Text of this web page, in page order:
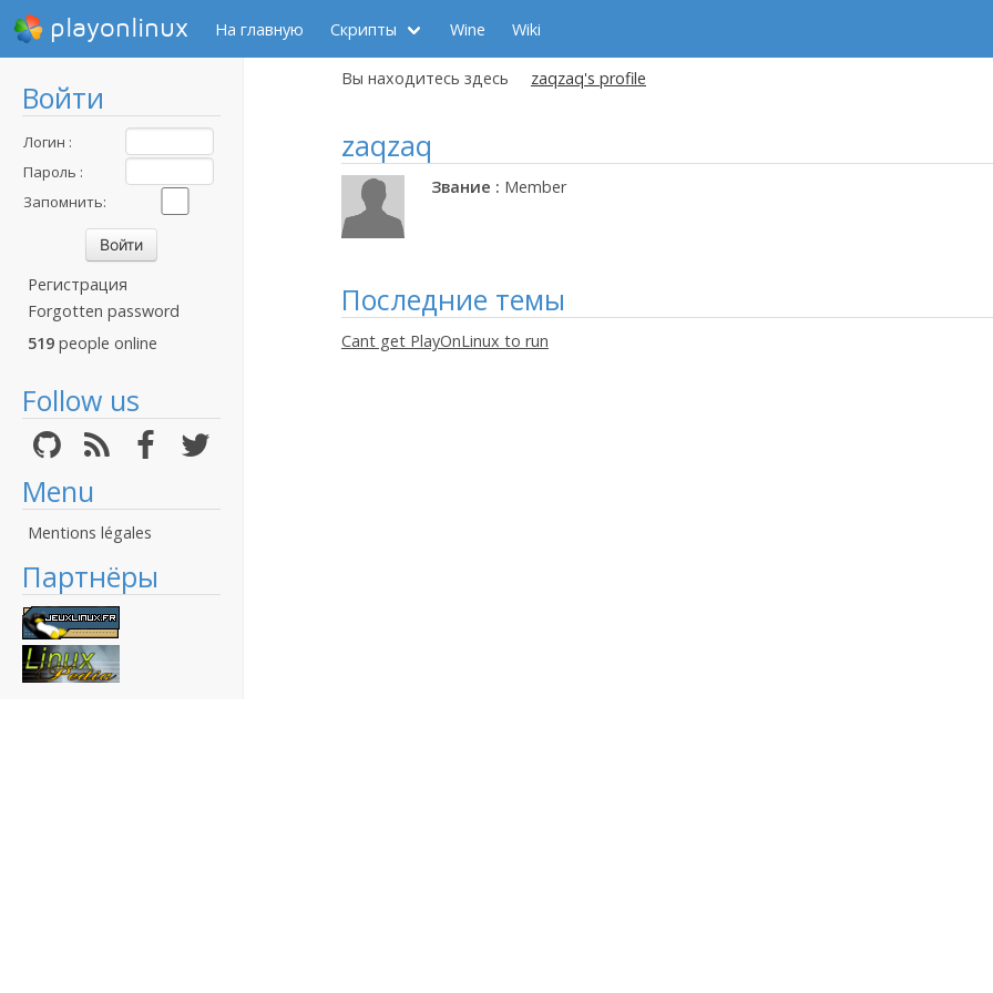
playonlinux На главную Скрипты Wine Wiki
Войти
Логин :
Пароль :
Запомнить:
Регистрация
Forgotten password
519 people online
Follow us
Menu
Mentions légales
Партнёры
Вы находитесь здесь zaqzaq's profile
zaqzaq
Звание : Member
Последние темы
Cant get PlayOnLinux to run